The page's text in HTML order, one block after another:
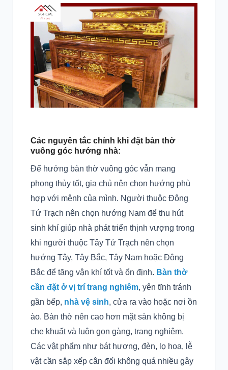
Các nguyên tắc chính khi đặt bàn thờ
vuông góc hướng nhà:
Để hướng bàn thờ vuông góc vẫn mang
phong thủy tốt, gia chủ nên chọn hướng phù
hợp với mệnh của mình. Người thuộc Đông
Tứ Trạch nên chọn hướng Nam để thu hút
sinh khí giúp nhà phát triển thịnh vượng trong
khi người thuộc Tây Tứ Trạch nên chọn
hướng Tây, Tây Bắc, Tây Nam hoặc Đông
Bắc để tăng vận khí tốt và ổn định. Bàn thờ
cần đặt ở vị trí trang nghiêm, yên tĩnh tránh
gần bếp, nhà vệ sinh, cửa ra vào hoặc nơi ồn
ào. Bàn thờ nên cao hơn mặt sàn không bị
che khuất và luôn gọn gàng, trang nghiêm.
Các vật phẩm như bát hương, đèn, lọ hoa, lễ
vật cần sắp xếp cân đối không quá nhiều gây